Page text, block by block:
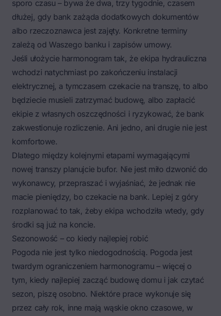
sporo czasu – bywa że dwa, trzy tygodnie, czasem
dłużej, gdy bank zażąda dodatkowych dokumentów
albo rzeczoznawca jest zajęty. Konkretne terminy
zależą od Waszego banku i zapisów umowy.
Jeśli ułożycie harmonogram tak, że ekipa hydrauliczna
wchodzi natychmiast po zakończeniu instalacji
elektrycznej, a tymczasem czekacie na transzę, to albo
będziecie musieli zatrzymać budowę, albo zapłacić
ekipie z własnych oszczędności i ryzykować, że bank
zakwestionuje rozliczenie. Ani jedno, ani drugie nie jest
komfortowe.
Dlatego między kolejnymi etapami wymagającymi
nowej transzy planujcie bufor. Nie jest miło dzwonić do
wykonawcy, przepraszać i wyjaśniać, że jednak nie
macie pieniędzy, bo czekacie na bank. Lepiej z góry
rozplanować to tak, żeby ekipa wchodziła wtedy, gdy
środki są już na koncie.
Sezonowość – co kiedy najlepiej robić
Pogoda nie jest tylko niedogodnością. Pogoda jest
twardym ograniczeniem harmonogramu – więcej o
tym, kiedy najlepiej zacząć budowę domu i jak czytać
sezon, piszę osobno. Niektóre prace wykonuje się
przez cały rok, inne mają wąskie okno czasowe, w